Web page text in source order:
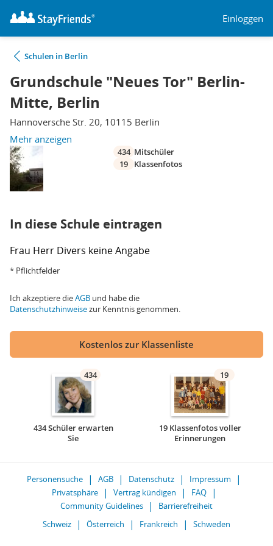
Einloggen
Schulen in Berlin
Grundschule "Neues Tor" Berlin-
Mitte, Berlin
Hannoversche Str. 20, 10115 Berlin
Mehr anzeigen
434 Mitschüler
19
Klassenfotos
In diese Schule eintragen
Frau Herr Divers keine Angabe
* Pflichtfelder
Ich akzeptiere dieAGB und habe die
Datenschutzhinweisezur Kenntnis genommen.
Kostenlos zur Klassenliste
434
434 Schüler erwarten
Sie
19
19 Klassenfotos voller
Erinnerungen
Personensuche AGB Datenschutz
Impressum
Privatsphäre
Vertrag kündigen
FAQ
Community Guidelines
Barrierefreiheit
Schweiz
Österreich Frankreich Schweden